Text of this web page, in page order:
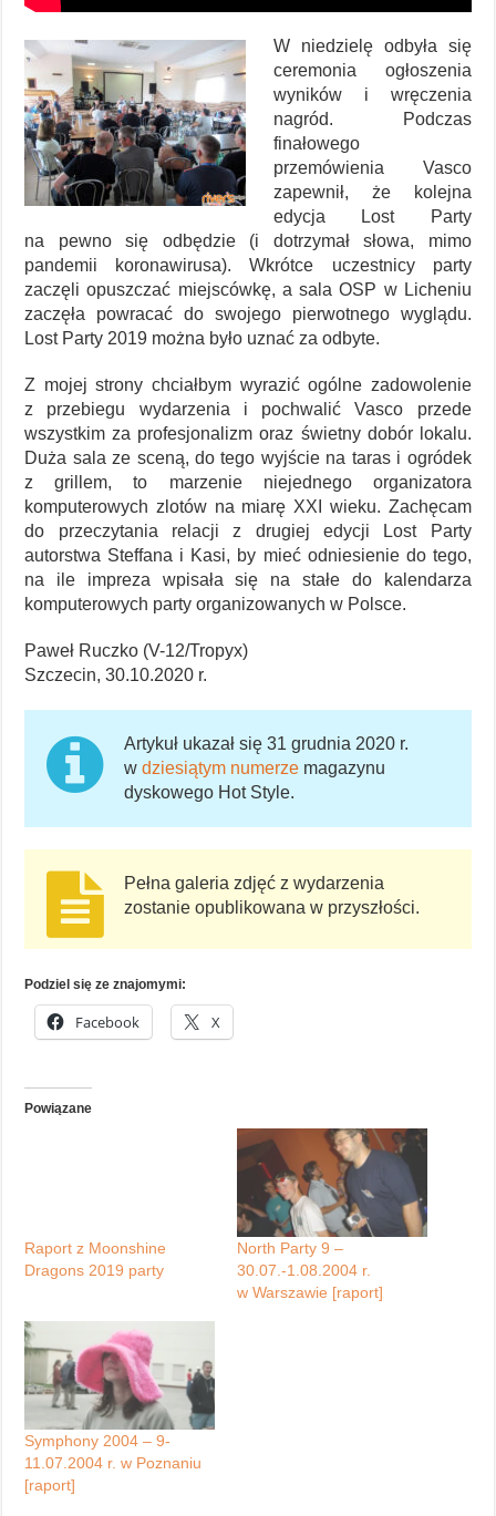
W niedzielę odbyła się
ceremonia ogłoszenia
wyników i wręczenia
nagród. Podczas
finałowego
przemówienia Vasco
zapewnił, że kolejna
edycja Lost Party
na pewno się odbędzie (i dotrzymał słowa, mimo
pandemii koronawirusa). Wkrótce uczestnicy party
zaczęli opuszczać miejscówkę, a sala OSP w Licheniu
zaczęła powracać do swojego pierwotnego wyglądu.
Lost Party 2019 można było uznać za odbyte.
Z mojej strony chciałbym wyrazić ogólne zadowolenie
z przebiegu wydarzenia i pochwalić Vasco przede
wszystkim za profesjonalizm oraz świetny dobór lokalu.
Duża sala ze sceną, do tego wyjście na taras i ogródek
z grillem, to marzenie niejednego organizatora
komputerowych zlotów na miarę XXI wieku. Zachęcam
do przeczytania relacji z drugiej edycji Lost Party
autorstwa Steffana i Kasi, by mieć odniesienie do tego,
na ile impreza wpisała się na stałe do kalendarza
komputerowych party organizowanych w Polsce.
Paweł Ruczko (V-12/Tropyx)
Szczecin, 30.10.2020 r.
Artykuł ukazał się 31 grudnia 2020 r.
wdziesiątym numerze magazynu
dyskowego Hot Style.
Pełna galeria zdjęć z wydarzenia
zostanie opublikowana w przyszłości.
Podziel się ze znajomymi:
Facebook X
Powiązane
Raport z Moonshine
Dragons 2019 party
North Party 9 –
30.07.-1.08.2004 r.
w Warszawie [raport]
Symphony 2004 – 9-
11.07.2004 r. w Poznaniu
[raport]